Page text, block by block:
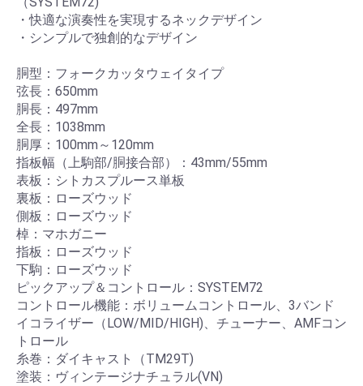
・快適な演奏性を実現するネックデザイン
・シンプルで独創的なデザイン
胴型：フォークカッタウェイタイプ
弦長：650mm
胴長：497mm
全長：1038mm
胴厚：100mm～120mm
指板幅（上駒部/胴接合部）：43mm/55mm
表板：シトカスプルース単板
裏板：ローズウッド
側板：ローズウッド
棹：マホガニー
指板：ローズウッド
下駒：ローズウッド
ピックアップ＆コントロール：SYSTEM72
コントロール機能：ボリュームコントロール、3バンド
イコライザー（LOW/MID/HIGH)、チューナー、AMFコン
トロール
糸巻：ダイキャスト（TM29T)
塗装：ヴィンテージナチュラル(VN)